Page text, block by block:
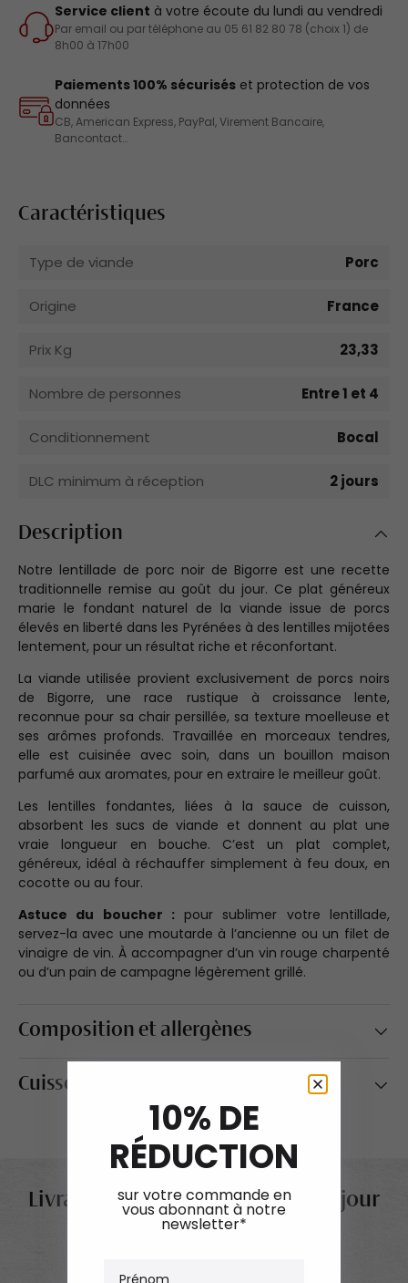
Service client à votre écoute du lundi au vendredi
Par email ou par téléphone au 05 61 82 80 78 (choix 1) de
8h00 à 17h00
Paiements 100% sécurisés et protection de vos
données
CB, American Express, PayPal, Virement Bancaire,
Bancontact…
Description
Notre lentillade de porc noir de Bigorre est une recette
traditionnelle remise au goût du jour. Ce plat généreux
marie le fondant naturel de la viande issue de porcs
élevés en liberté dans les Pyrénées à des lentilles mijotées
lentement, pour un résultat riche et réconfortant.
La viande utilisée provient exclusivement de porcs noirs
de Bigorre, une race rustique à croissance lente,
reconnue pour sa chair persillée, sa texture moelleuse et
ses arômes profonds. Travaillée en morceaux tendres,
elle est cuisinée avec soin, dans un bouillon maison
parfumé aux aromates, pour en extraire le meilleur goût.
Les lentilles fondantes, liées à la sauce de cuisson,
absorbent les sucs de viande et donnent au plat une
vraie longueur en bouche. C’est un plat complet,
généreux, idéal à réchauffer simplement à feu doux, en
cocotte ou au four.
Astuce du boucher :pour sublimer votre lentillade,
servez-la avec une moutarde à l’ancienne ou un filet de
vinaigre de vin. À accompagner d’un vin rouge charpenté
ou d’un pain de campagne légèrement grillé.
Composition et allergènes
Cuisson et préparation
Caractéristiques
Type de viande Porc
Origine France
Prix Kg 23,33
Nombre de personnes Entre 1 et 4
Conditionnement Bocal
DLC minimum à réception 2 jours
Livraison de viande en ligne, au jour
et au lieu de votre choix
10% DE
RÉDUCTION
sur votre commande en
vous abonnant à notre
newsletter*